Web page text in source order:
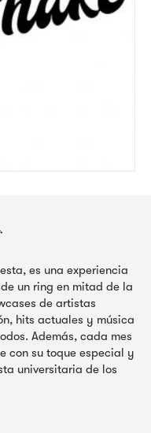
es una experiencia
un ring en mitad de la
de artistas
hits actuales y música
Además, cada mes
con su toque especial y
universitaria de los